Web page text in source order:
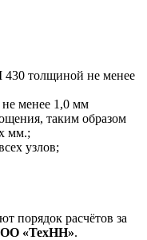
толщиной не менее
менее 1,0 мм
таким образом
мм.;
узлов;
порядок расчётов за
«ТехНН».